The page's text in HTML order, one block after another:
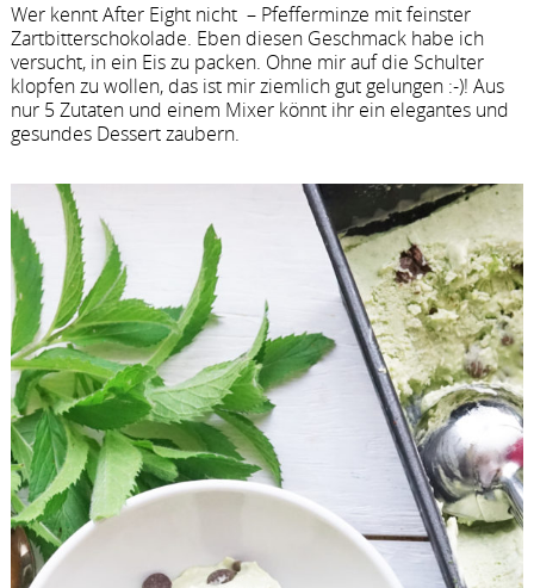
Wer kennt After Eight nicht – Pfefferminze mit feinster
Zartbitterschokolade. Eben diesen Geschmack habe ich
versucht, in ein Eis zu packen. Ohne mir auf die Schulter
klopfen zu wollen, das ist mir ziemlich gut gelungen :-)! Aus
nur 5 Zutaten und einem Mixer könnt ihr ein elegantes und
gesundes Dessert zaubern.